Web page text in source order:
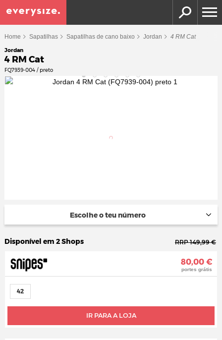
Home Sapatilhas Sapatilhas de cano baixo Jordan 4 RM Cat
Jordan
4 RM Cat
FQ7939-004 / preto
Escolhe o teu número
Disponível em 2 Shops RRP 149,99 €
80,00 €
portes grátis
IR PARA A LOJA
42